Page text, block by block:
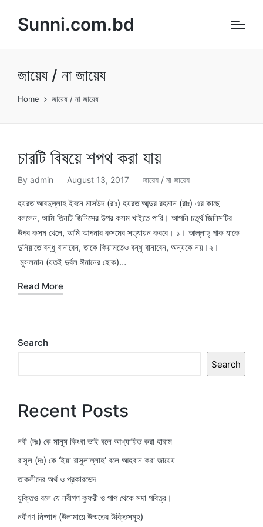
Sunni.com.bd
জায়েয / না জায়েয
Home জায়েয / না জায়েয
চারটি বিষয়ে শপথ করা যায়
Posted
by
By admin August 13, 2017
Posted
in
জায়েয / না জায়েয
হযরত আবদুল্লাহ ইবনে মাসউদ (রাঃ) হযরত আব্দুর রহমান (রাঃ) এর কাছে
বললেন, আমি তিনটি জিনিসের উপর কসম খাইতে পারি। আপনি চতুর্থ জিনিসটির
উপর কসম খেলে, আমি আপনার কসমের সত্যায়ন করবে। ১। আল্লাহ্ পাক যাকে
দুনিয়াতে বন্ধু বানাবেন, তাকে কিয়ামতেও বন্ধু বানাবেন, অন্যকে নয়।২।
মুসলমান (যতই দুর্বল ঈমানের হোক)…
Read More
Search
Search
Recent Posts
নবী (দঃ) কে মানুষ কিংবা ভাই বলে আখ্যায়িত করা হারাম
রাসুল (দঃ) কে ‘ইয়া রাসুলাল্লাহ’ বলে আহবান করা জায়েয
তাকলীদের অর্থ ও প্রকারভেদ
যুক্তিও বলে যে নবীগণ কুফরী ও পাপ থেকে সদা পবিত্র।
নবীগণ নিষ্পাপ (উলামায়ে উম্মতের উক্তিসমূহ)